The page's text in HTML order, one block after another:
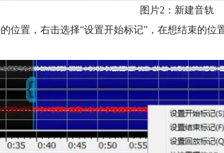
图片2：新建音轨
位置，右击选择“设置开始标记”，在想结束的